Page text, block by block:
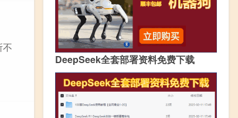
不
DeepSeek全套部署资料免费下载